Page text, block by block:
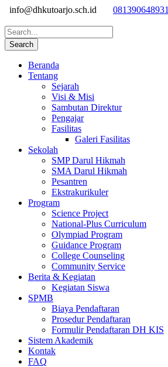
info@dhkutoarjo.sch.id 081390648931
Beranda
Tentang
Sejarah
Visi & Misi
Sambutan Direktur
Pengajar
Fasilitas
Galeri Fasilitas
Sekolah
SMP Darul Hikmah
SMA Darul Hikmah
Pesantren
Ekstrakurikuler
Program
Science Project
National-Plus Curriculum
Olympiad Program
Guidance Program
College Counseling
Community Service
Berita & Kegiatan
Kegiatan Siswa
SPMB
Biaya Pendaftaran
Prosedur Pendaftaran
Formulir Pendaftaran DH KIS
Sistem Akademik
Kontak
FAQ